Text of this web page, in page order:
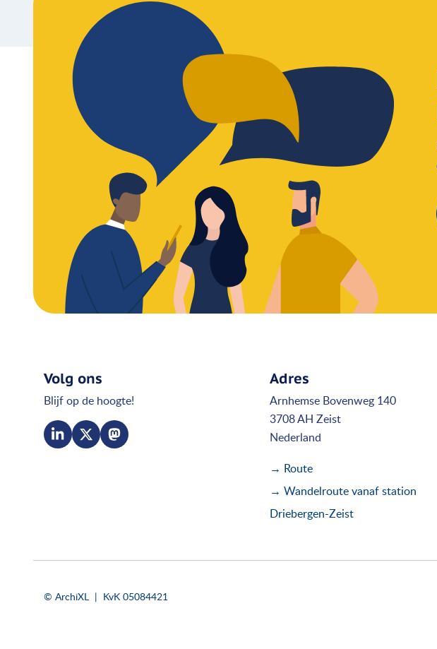
Volg ons
Blijf op de hoogte!
Adres
Arnhemse Bovenweg 140
3708 AH Zeist
Nederland
→ Route
→ Wandelroute vanaf station
Driebergen-Zeist
© ArchiXL | KvK 05084421